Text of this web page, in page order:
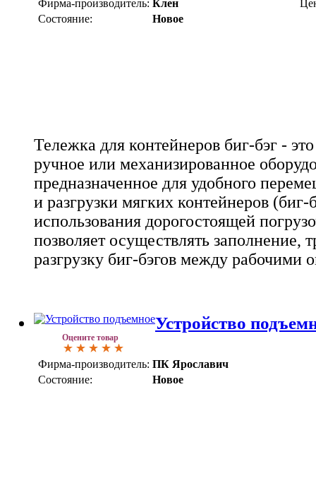
Фирма-производитель: Клен
Состояние:
Новое
Тележка для контейнеров биг-бэг -
ручное или механизированное
предназначенное для удобного
и разгрузки мягких контейнеров (биг-
использования дорогостоящей
позволяет осуществлять заполнение,
разгрузку биг-бэгов между рабочими
Оцените товар
Устройство
Фирма-производитель: ПК Ярославич
Состояние:
Новое